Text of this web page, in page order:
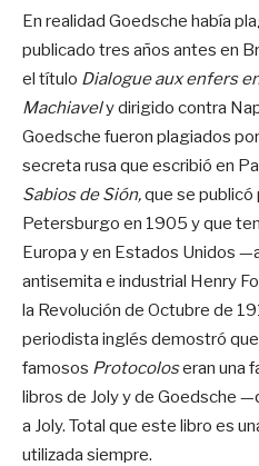
En realidad Goedsche había
publicado tres años antes en
el título Dialogue aux enfers
Machiavely dirigido contra
Goedsche fueron plagiados
secreta rusa que escribió en
Sabios de Sión,que se publicó
Petersburgo en 1905 y que
Europa y en Estados Unidos
antisemita e industrial Henry
la Revolución de Octubre de
periodista inglés demostró
famosos Protocoloseran una
libros de Joly y de Goedsche
a Joly. Total que este libro es
utilizada siempre.